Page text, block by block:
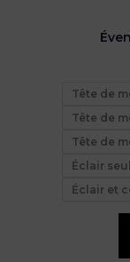
Tête de
Tête de
Tête de
Éclair
Éclair et